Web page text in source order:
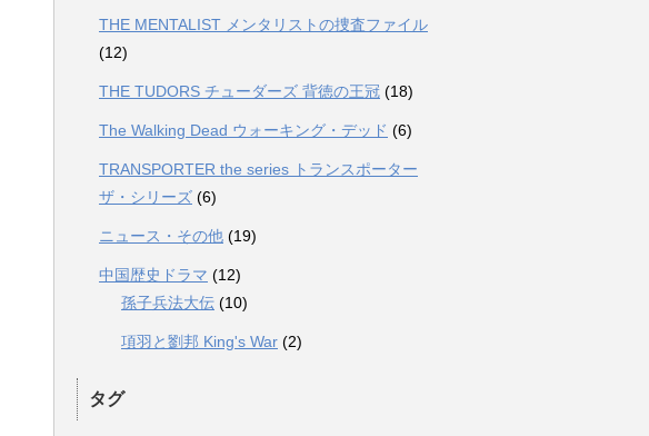
THE MENTALIST メンタリストの捜査ファイル
(12)
THE TUDORS チューダーズ 背徳の王冠 (18)
The Walking Dead ウォーキング・デッド (6)
TRANSPORTER the series トランスポーター
ザ・シリーズ (6)
ニュース・その他 (19)
中国歴史ドラマ (12)
孫子兵法大伝 (10)
項羽と劉邦 King's War (2)
タグ